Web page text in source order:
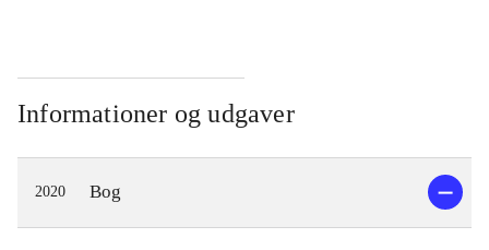
Informationer og udgaver
2020 Bog